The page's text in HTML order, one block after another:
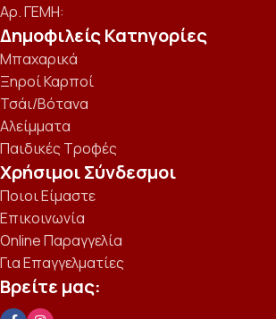
Αρ. ΓΕΜΗ:
Δημοφιλείς Κατηγορίες
Μπαχαρικά
Ξηροί Καρποί
Τσάι/Βότανα
Αλείμματα
Παιδικές Τροφές
Χρήσιμοι Σύνδεσμοι
Ποιοι Είμαστε
Επικοινωνία
Online Παραγγελία
Για Επαγγελματίες
Βρείτε μας: